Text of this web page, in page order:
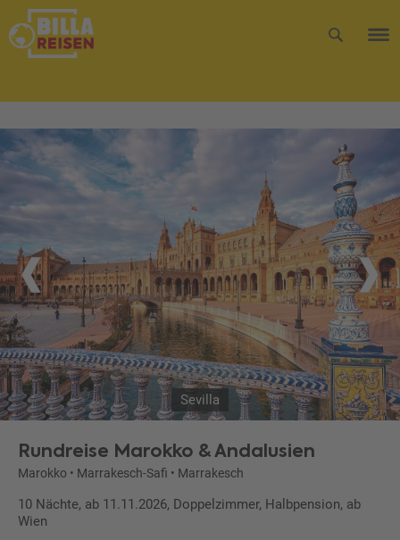
Sevilla
Rundreise Marokko & Andalusien
Marokko • Marrakesch-Safi • Marrakesch
10 Nächte, ab 11.11.2026, Doppelzimmer, Halbpension, ab
Wien